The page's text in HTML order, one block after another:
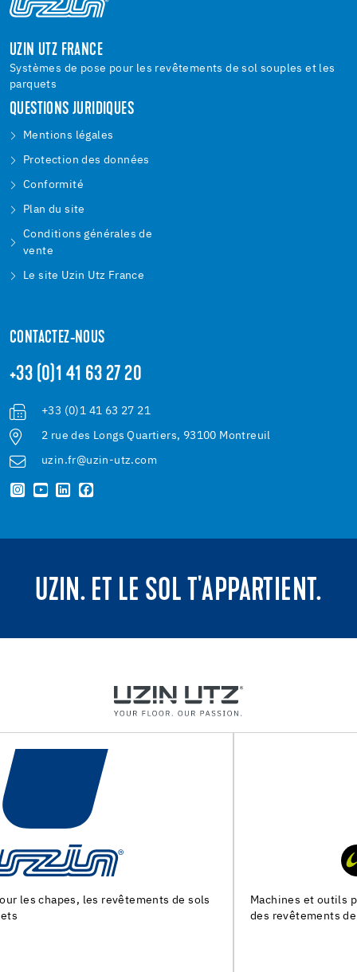
UZIN UTZ FRANCE
Systèmes de pose pour les revêtements de sol souples et les
parquets
QUESTIONS JURIDIQUES
Mentions légales
Protection des données
Conformité
Plan du site
Conditions générales de
vente
Le site Uzin Utz France
CONTACTEZ-NOUS
+33 (0)1 41 63 27 20
+33 (0)1 41 63 27 21
2 rue des Longs Quartiers, 93100 Montreuil
uzin.fr@uzin-utz.com
UZIN. ET LE SOL T'APPARTIENT.
Machines et outils pour la preparation du support et la pose